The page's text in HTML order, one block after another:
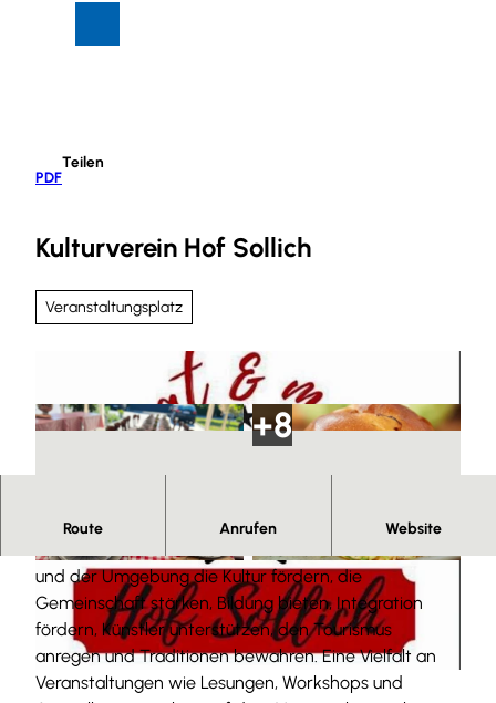
PDF
Teilen
Kulturverein Hof Sollich
Veranstaltungsplatz
© C. Sollich |CC-BY-SA
© Kulturverein Hof Sollich |CC-BY-SA © Kulturverein Hof Sollich |CC-BY-SA
Route Anrufen Website
Herzlich willkommen!
und der Umgebung die Kultur fördern, die
Gemeinschaft stärken, Bildung bieten, Integration
fördern, Künstler unterstützen, den Tourismus
anregen und Traditionen bewahren. Eine Vielfalt an
Veranstaltungen wie Lesungen, Workshops und